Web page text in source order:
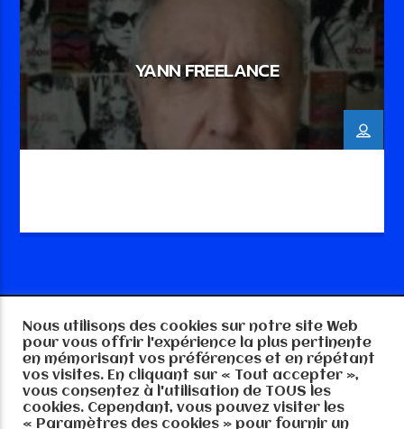
YANN FREELANCE
Copyright RTGE-MEDIA 57 2025, tout droits
réservés
Nous utilisons des cookies sur notre site Web
pour vous offrir l'expérience la plus pertinente
en mémorisant vos préférences et en répétant
vos visites. En cliquant sur « Tout accepter »,
vous consentez à l'utilisation de TOUS les
cookies. Cependant, vous pouvez visiter les
« Paramètres des cookies » pour fournir un